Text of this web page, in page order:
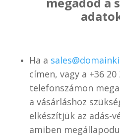
Ha a
címen, vagy a +36 20
telefonszámon
a vásárláshoz
elkészítjük az adás-
amiben